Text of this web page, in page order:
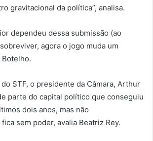
gravitacional da política”, analisa.
dependeu dessa submissão (ao
agora o jogo muda um
Botelho.
STF, o presidente da Câmara, Arthur
parte do capital político que conseguiu
dois anos, mas não
sem poder, avalia Beatriz Rey.